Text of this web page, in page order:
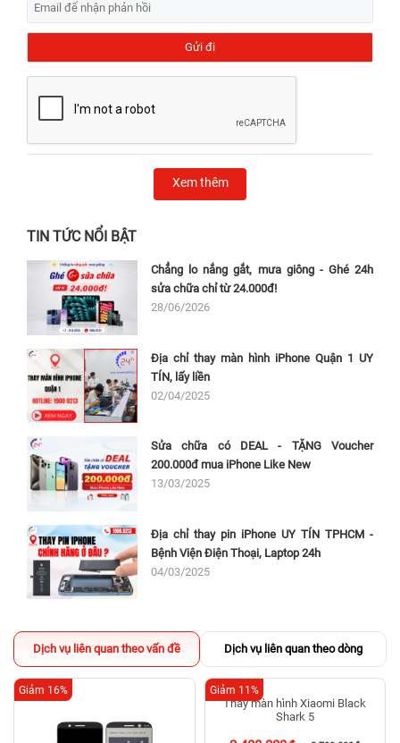
Xem thêm
TIN TỨC NỔI BẬT
Chẳng lo nắng gắt, mưa giông - Ghé 24h
sửa chữa chỉ từ 24.000đ!
28/06/2026
Địa chỉ thay màn hình iPhone Quận 1 UY
TÍN, lấy liền
02/04/2025
Sửa chữa có DEAL - TẶNG Voucher
200.000đ mua iPhone Like New
13/03/2025
Địa chỉ thay pin iPhone UY TÍN TPHCM -
Bệnh Viện Điện Thoại, Laptop 24h
04/03/2025
Dịch vụ liên quan theo vấn đề Dịch vụ liên quan theo dòng
Giảm 16% Giảm 11%